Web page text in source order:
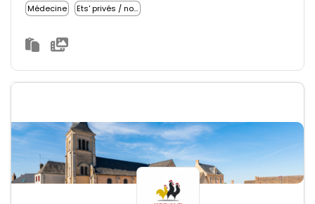
Médecine Ets' privés / non lucratifs